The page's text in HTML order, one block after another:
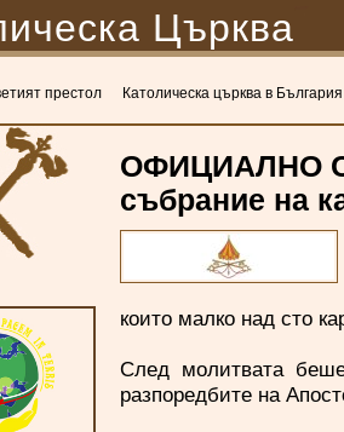
Църква
престол Католическа църква в България
ОФИЦИАЛНО
събрание на
които малко над сто
След молитвата
разпоредбите на